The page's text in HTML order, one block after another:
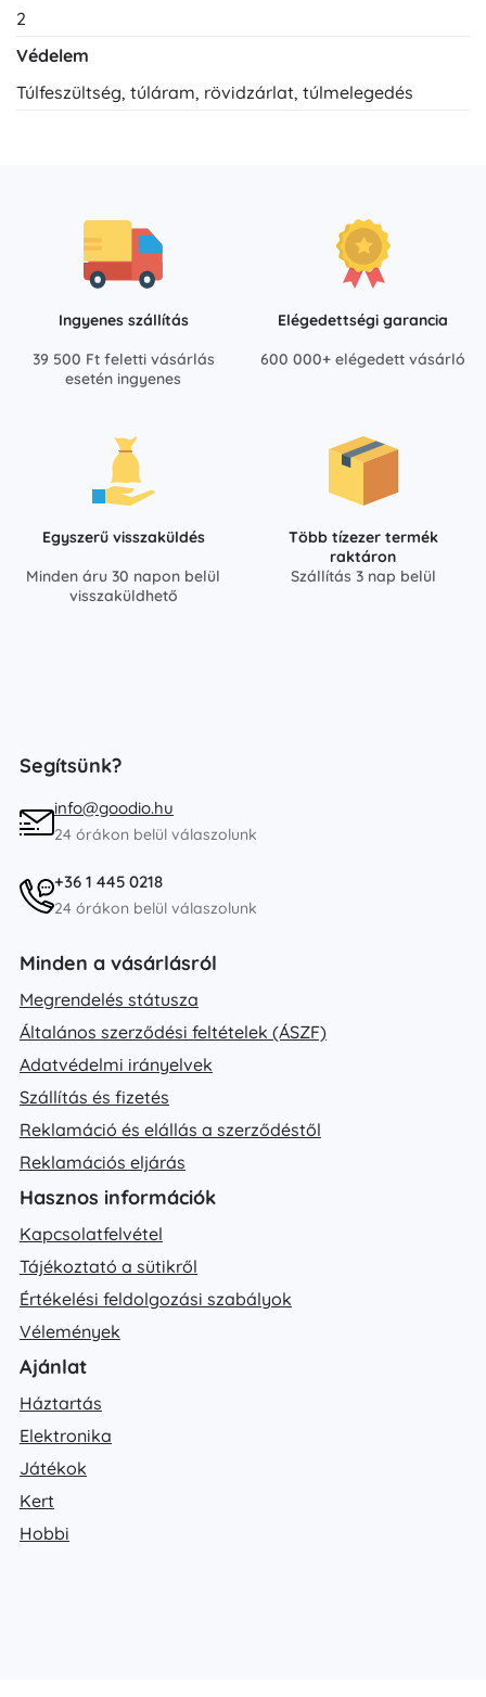
2
Védelem
Túlfeszültség, túláram, rövidzárlat, túlmelegedés
Ingyenes szállítás
39 500 Ft feletti vásárlás
esetén ingyenes
Elégedettségi garancia
600 000+ elégedett vásárló
Egyszerű visszaküldés
Minden áru 30 napon belül
visszaküldhető
Több tízezer termék
raktáron
Szállítás 3 nap belül
Segítsünk?
info@goodio.hu
24 órákon belül válaszolunk
+36 1 445 0218
24 órákon belül válaszolunk
Minden a vásárlásról
Megrendelés státusza
Általános szerződési feltételek (ÁSZF)
Adatvédelmi irányelvek
Szállítás és fizetés
Reklamáció és elállás a szerződéstől
Reklamációs eljárás
Hasznos információk
Kapcsolatfelvétel
Tájékoztató a sütikről
Értékelési feldolgozási szabályok
Vélemények
Ajánlat
Háztartás
Elektronika
Játékok
Kert
Hobbi